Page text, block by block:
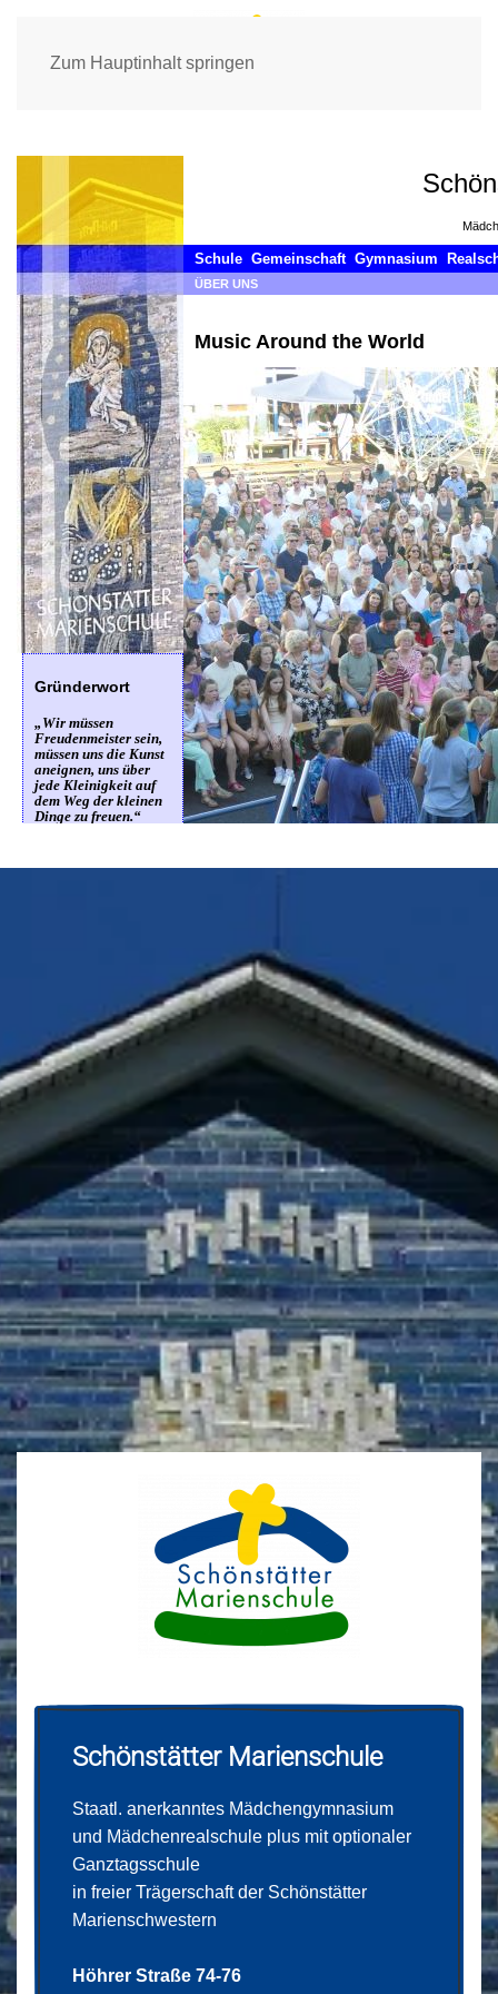
Zum Hauptinhalt springen
Schönstätter Marienschule
Staatl. anerkanntes Mädchengymnasium
und Mädchenrealschule plus mit optionaler
Ganztagsschule
in freier Trägerschaft der Schönstätter
Marienschwestern
Höhrer Straße 74-76